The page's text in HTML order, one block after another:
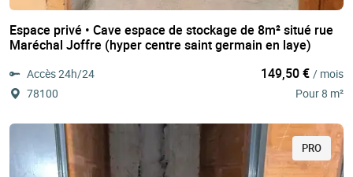
Espace privé • Cave espace de stockage de 8m² situé rue
Maréchal Joffre (hyper centre saint germain en laye)
Accès 24h/24
78100
149,50 € / mois
Pour 8 m²
PRO